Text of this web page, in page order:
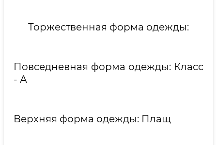
Торжественная форма одежды:
Повседневная форма одежды: Класс
- А
Верхняя форма одежды: Плащ